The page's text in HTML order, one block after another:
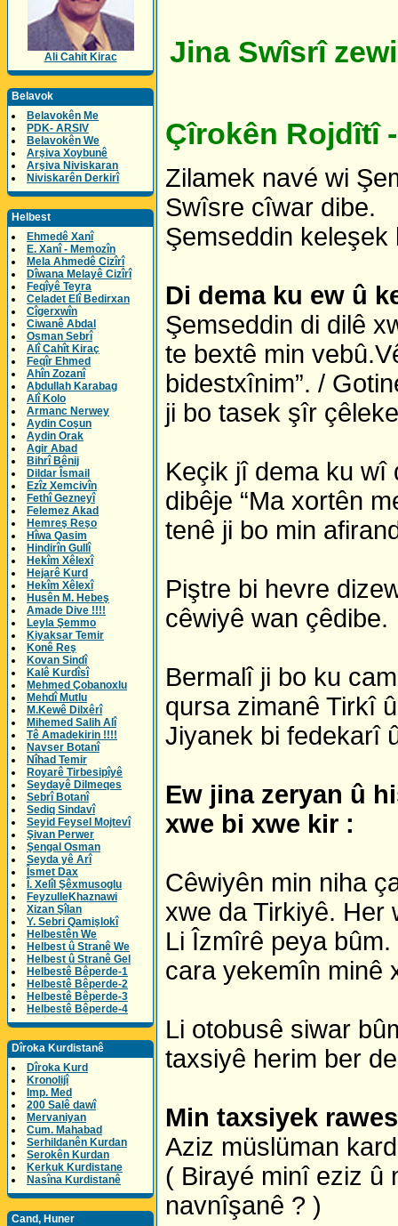
Ali Cahit Kirac
Belavok
Belavokên Me
PDK- ARSIV
Belavokên We
Arşiva Xoybunê
Arşiva Niviskaran
Niviskarên Derkirî
Helbest
Ehmedê Xanî
E. Xanî - Memozîn
Mela Ahmedê Cizîrî
Dîwana Melayê Cizîrî
Feqîyê Teyra
Celadet Elî Bedirxan
Cîgerxwîn
Ciwanê Abdal
Osman Sebrî
Alî Cahît Kiraç
Feqîr Ehmed
Ahîn Zozanî
Abdullah Karabag
Alî Kolo
Armanc Nerwey
Aydin Coşun
Aydin Orak
Agir Abad
Bihrî Bênij
Dildar Îsmail
Ezîz Xemcivîn
Fethî Gezneyî
Felemez Akad
Hemreş Reşo
Hîwa Qasim
Hindirîn Gullî
Hekîm Xêlexî
Hejarê Kurd
Hekîm Xêlexî
Husên M. Hebeş
Amade Dive !!!!
Leyla Şemmo
Kiyaksar Temir
Konê Reş
Kovan Sindî
Kalê Kurdîsî
Mehmed Çobanoxlu
Mehdî Mutlu
M.Kewê Dilxêrî
Mihemed Salih Alî
Tê Amadekirin !!!!
Navser Botanî
Nîhad Temir
Royarê Tirbesipîyê
Seydayê Dilmeqes
Sebrî Botanî
Sediq Sindavî
Seyid Feysel Mojtevî
Şivan Perwer
Şengal Osman
Seyda yê Arî
Îsmet Dax
Î. Xelîl Şêxmusoglu
FeyzulleKhaznawi
Xizan Şîlan
Y. Sebri Qamişlokî
Helbestên We
Helbest û Stranê We
Helbest û Stranê Gel
Helbestê Bêperde-1
Helbestê Bêperde-2
Helbestê Bêperde-3
Helbestê Bêperde-4
Dîroka Kurdistanê
Dîroka Kurd
Kronolijî
Imp. Med
200 Salê dawî
Mervaniyan
Cum. Mahabad
Serhildanên Kurdan
Serokên Kurdan
Kerkuk Kurdistane
Nasîna Kurdistanê
Cand, Huner
Jina Swîsrî
Çîrokên Rojdîtî
Zilamek navé wi
Swîsre cîwar dibe.
Şemseddin
Di dema ku ew û
Şemseddin di dilê
te bextê min
bidestxînim”. /
ji bo tasek şîr
Keçik jî dema ku wî
dibêje “Ma xortên
tenê ji bo min
Piştre bi hevre
cêwiyê wan çêdibe.
Bermalî ji bo ku
qursa zimanê Tirkî
Jiyanek bi fedekarî
Ew jina zeryan û
xwe bi xwe kir :
Cêwiyên min niha
xwe da Tirkiyê. Her
Li Îzmîrê peya
cara yekemîn minê
Li otobusê siwar
taxsiyê herim ber
Min taxsiyek
Aziz müslüman
( Birayé minî eziz û
navnîşanê ? )